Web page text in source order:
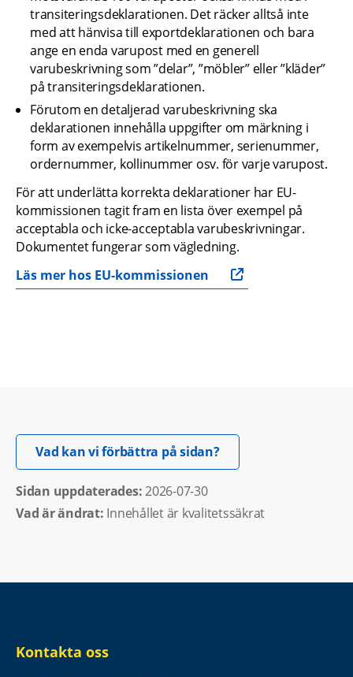
transiteringsdeklarationen. Det räcker alltså inte
med att hänvisa till exportdeklarationen och bara
ange en enda varupost med en generell
varubeskrivning som ”delar”, ”möbler” eller ”kläder”
på transiteringsdeklarationen.
Förutom en detaljerad varubeskrivning ska
deklarationen innehålla uppgifter om märkning i
form av exempelvis artikelnummer, serienummer,
ordernummer, kollinummer osv. för varje varupost.
För att underlätta korrekta deklarationer har EU-
kommissionen tagit fram en lista över exempel på
acceptabla och icke-acceptabla varubeskrivningar.
Dokumentet fungerar som vägledning.
Läs mer hos EU-kommissionen
Vad kan vi förbättra på sidan?Öppnas i nytt fönster.
Sidan uppdaterades: 2026-07-30
Vad är ändrat: Innehållet är kvalitetssäkrat
Kontakta oss